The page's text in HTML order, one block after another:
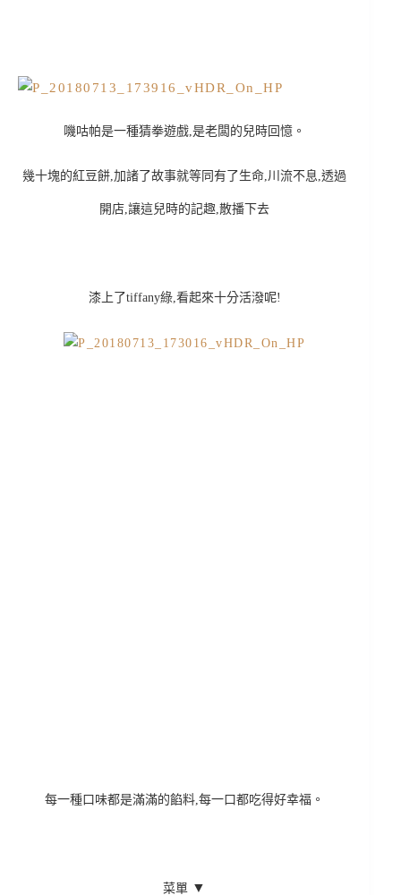
嘰咕帕是一種猜拳遊戲,是老闆的兒時回憶。
幾十塊的紅豆餅,加諸了故事就等同有了生命,川流不息,透過
開店,讓這兒時的記趣,散播下去
漆上了tiffany綠,看起來十分活潑呢!
每一種口味都是滿滿的餡料,每一口都吃得好幸福。
菜單 ▼